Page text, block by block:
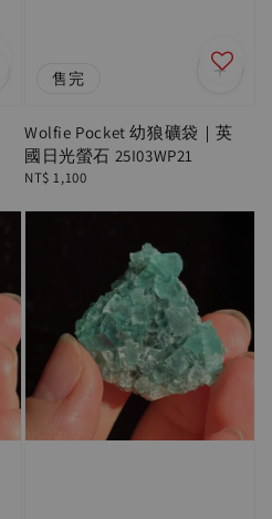
售完
Wolfie Pocket 幼狼礦袋｜英
國日光螢石 25I03WP21
Regular
NT$ 1,100